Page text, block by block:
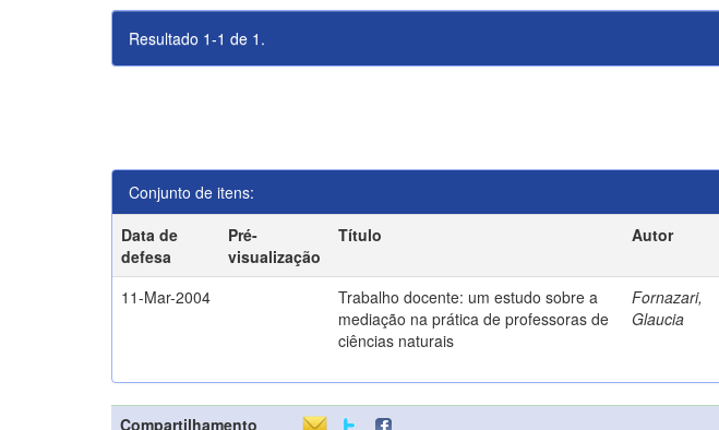
Resultado 1-1 de 1.
Conjunto de itens:
Data de
defesa
Pré-
visualização
Título Autor
11-Mar-2004
Trabalho docente: um estudo sobre a
mediação na prática de professoras de
ciências naturais
Fornazari,
Glaucia
Compartilhamento